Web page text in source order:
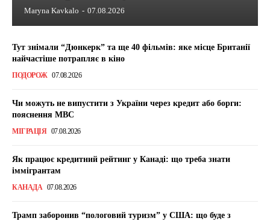
Maryna Kavkalo - 07.08.2026
Тут знімали “Дюнкерк” та ще 40 фільмів: яке місце Британії
найчастіше потрапляє в кіно
ПОДОРОЖ 07.08.2026
Чи можуть не випустити з України через кредит або борги:
пояснення МВС
МІГРАЦІЯ 07.08.2026
Як працює кредитний рейтинг у Канаді: що треба знати
іммігрантам
КАНАДА 07.08.2026
Трамп заборонив “пологовий туризм” у США: що буде з